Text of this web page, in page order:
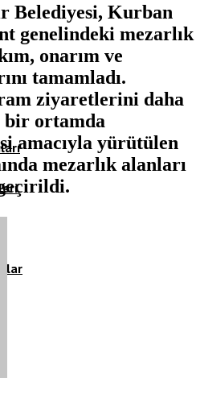
Belediyesi, Kurban
genelindeki mezarlık
onarım ve
tamamladı.
ziyaretlerini daha
bir ortamda
amacıyla yürütülen
mezarlık alanları